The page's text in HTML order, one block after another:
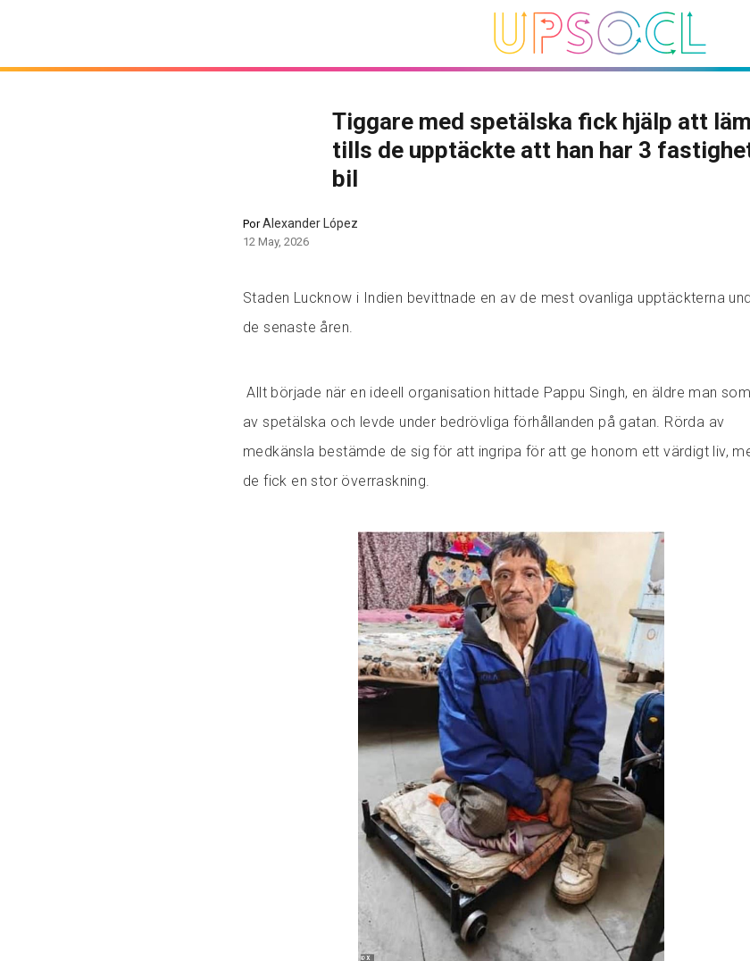
Tiggare med spetälska fick hjälp att
tills de upptäckte att han har 3
bil
PorAlexander López
12 May, 2026
Staden Lucknow i Indien bevittnade en av de mest ovanliga upptäckterna
de senaste åren.
Allt började när en ideell organisation hittade Pappu Singh, en äldre man
av spetälska och levde under bedrövliga förhållanden på gatan. Rörda av
medkänsla bestämde de sig för att ingripa för att ge honom ett värdigt liv,
de fick en stor överraskning.